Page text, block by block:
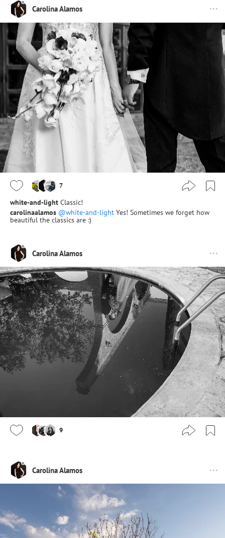
Carolina Alamos
7
white-and-light Classic!
carolinaalamos @white-and-light Yes! Sometimes we forget how
beautiful the classics are :)
Carolina Alamos
9
Carolina Alamos